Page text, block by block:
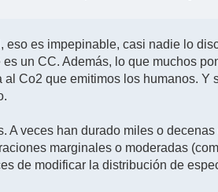
es impepinable, casi nadie lo
un CC. Además, lo que muchos
Co2 que emitimos los humanos. Y
A veces han durado miles o
marginales o moderadas
de modificar la distribución de